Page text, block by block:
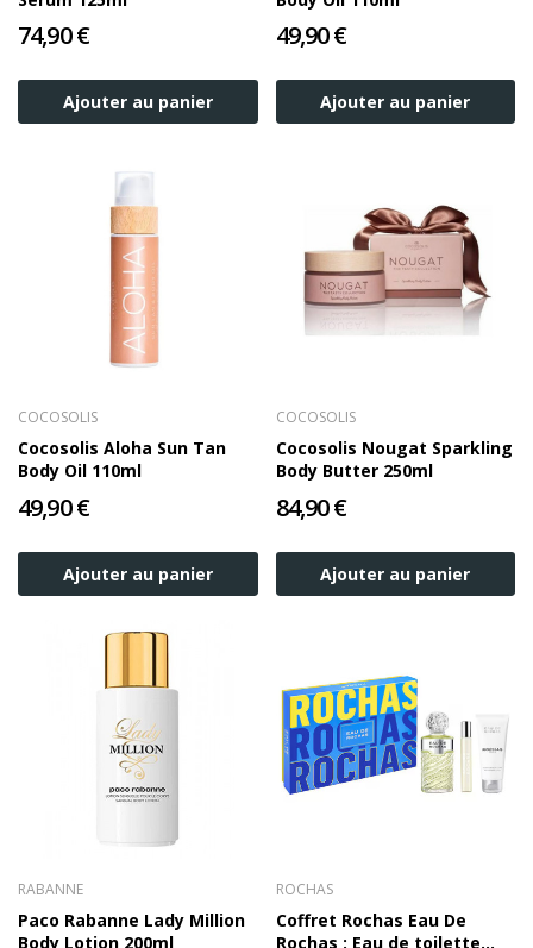
74,90 €
Ajouter au panier
49,90 €
Ajouter au panier
COCOSOLIS
Cocosolis Aloha Sun Tan
Body Oil 110ml
49,90 €
Ajouter au panier
COCOSOLIS
Cocosolis Nougat Sparkling
Body Butter 250ml
84,90 €
Ajouter au panier
RABANNE
Paco Rabanne Lady Million
Body Lotion 200ml
ROCHAS
Coffret Rochas Eau De
Rochas : Eau de toilette